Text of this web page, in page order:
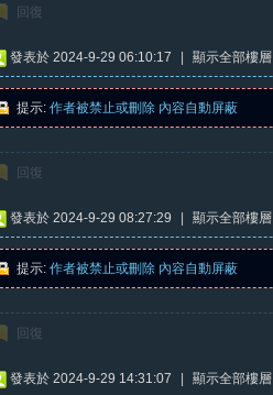
回復
發表於 2024-9-29 06:10:17 顯示全部樓層
提示: 作者被禁止或刪除 內容自動屏蔽
回復
發表於 2024-9-29 08:27:29 顯示全部樓層
提示: 作者被禁止或刪除 內容自動屏蔽
回復
發表於 2024-9-29 14:31:07 顯示全部樓層